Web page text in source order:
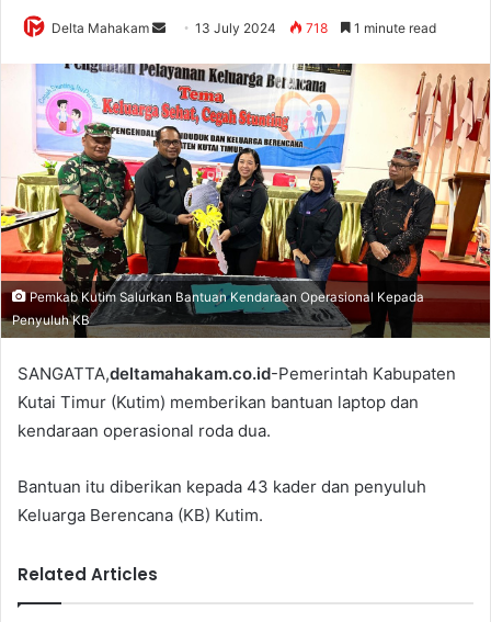
Delta Mahakam
n
d
a
n
e
m
a
l
13 July 2024 718 1 minute read
Pemkab Kutim Salurkan Bantuan Kendaraan Operasional Kepada
Penyuluh KB
SANGATTA,deltamahakam.co.id-Pemerintah Kabupaten
Kutai Timur (Kutim) memberikan bantuan laptop dan
kendaraan operasional roda dua.
Bantuan itu diberikan kepada 43 kader dan penyuluh
Keluarga Berencana (KB) Kutim.
Related Articles